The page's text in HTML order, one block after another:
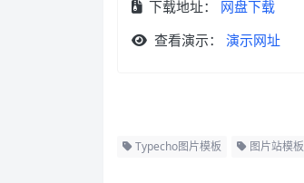
下载地址：
网盘下载
查看演示：
演示网址
Typecho图片模板 图片站模板